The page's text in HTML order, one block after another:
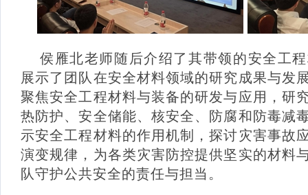
侯雁北老师随后介绍了其带领的安全工
展示了团队在安全材料领域的研究成果与发
聚焦安全工程材料与装备的研发与应用，研
热防护、安全储能、核安全、防腐和防毒减
示安全工程材料的作用机制，探讨灾害事故
演变规律，为各类灾害防控提供坚实的材料
队守护公共安全的责任与担当。